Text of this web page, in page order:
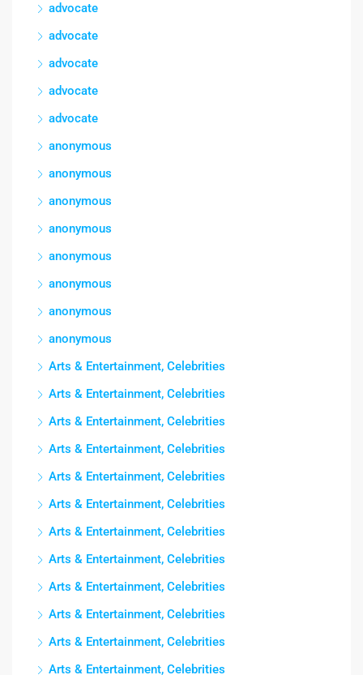
advocate
advocate
advocate
advocate
advocate
anonymous
anonymous
anonymous
anonymous
anonymous
anonymous
anonymous
anonymous
Arts & Entertainment, Celebrities
Arts & Entertainment, Celebrities
Arts & Entertainment, Celebrities
Arts & Entertainment, Celebrities
Arts & Entertainment, Celebrities
Arts & Entertainment, Celebrities
Arts & Entertainment, Celebrities
Arts & Entertainment, Celebrities
Arts & Entertainment, Celebrities
Arts & Entertainment, Celebrities
Arts & Entertainment, Celebrities
Arts & Entertainment, Celebrities